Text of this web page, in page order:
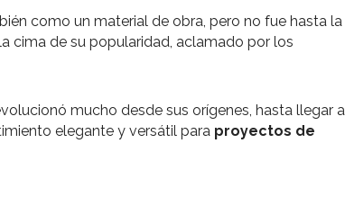
como un material de obra, pero no fue hasta la
cima de su popularidad, aclamado por los
mucho desde sus orígenes, hasta llegar a
elegante y versátil para proyectos de